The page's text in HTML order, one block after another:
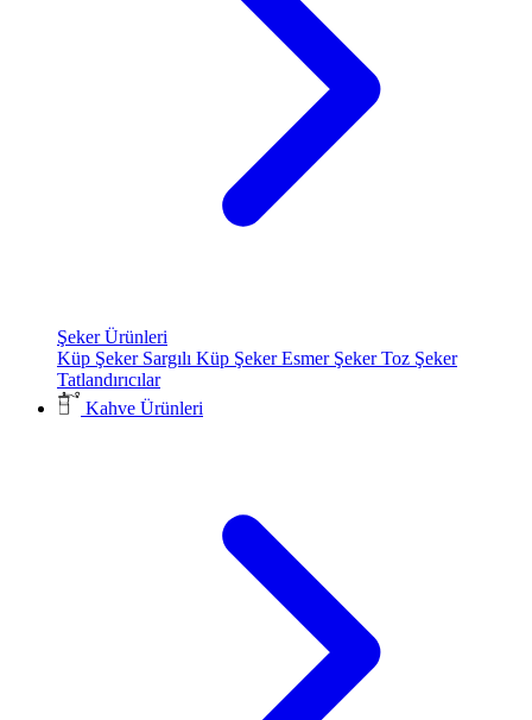
Şeker Ürünleri
Küp Şeker Sargılı Küp ŞekerEsmer ŞekerToz Şeker
Tatlandırıcılar
Kahve Ürünleri